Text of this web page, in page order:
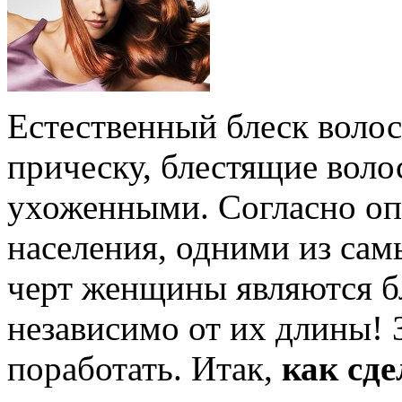
Естественный блеск
прическу, блестящие
ухоженными. Согласно
населения, одними из
черт женщины являются
независимо от их длины!
поработать. Итак, как